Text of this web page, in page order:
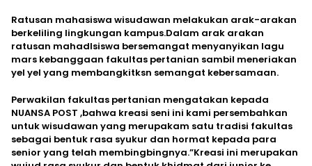
Ratusan mahasiswa wisudawan melakukan arak-arakan
berkeliling lingkungan kampus.Dalam arak arakan
ratusan mahadlsiswa bersemangat menyanyikan lagu
mars kebanggaan fakultas pertanian sambil meneriakan
yel yel yang membangkitksn semangat kebersamaan.
Perwakilan fakultas pertanian mengatakan kepada
NUANSA POST ,bahwa kreasi seni ini kami persembahkan
untuk wisudawan yang merupakam satu tradisi fakultas
sebagai bentuk rasa syukur dan hormat kepada para
senior yang telah membingbingnya.”Kreasi ini merupakan